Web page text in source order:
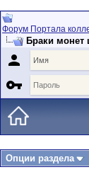
Форум Портала
Браки монет


Опции раздела